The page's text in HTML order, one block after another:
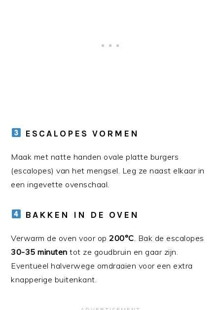
ESCALOPES VORMEN
Maak met natte handen ovale platte burgers
(escalopes) van het mengsel. Leg ze naast elkaar in
een ingevette ovenschaal.
BAKKEN IN DE OVEN
Verwarm de oven voor op200°C . Bak de escalopes
30-35 minuten tot ze goudbruin en gaar zijn.
Eventueel halverwege omdraaien voor een extra
knapperige buitenkant.